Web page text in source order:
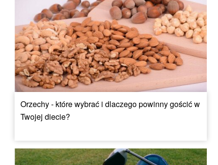
Orzechy - które wybrać i dlaczego powinny gościć w
Twojej diecie?